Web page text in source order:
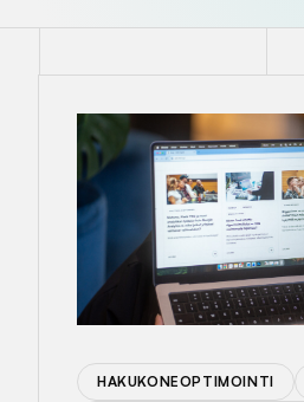
HAKUKONEOPTIMOINTI